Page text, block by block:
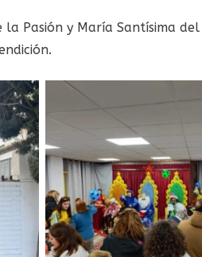
la Pasión y María Santísima